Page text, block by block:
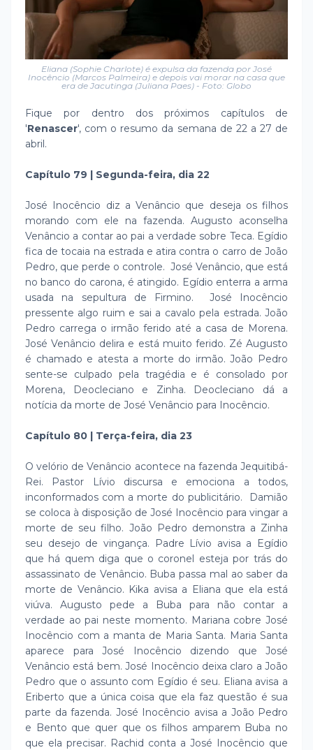
Eliana (Sophie Charlote) é expulsa da fazenda por José
Inocêncio (Marcos Palmeira) e depois vai morar na casa que
era de Jacutinga (Juliana Paes) - Foto: Globo
Fique por dentro dos próximos capítulos de
'Renascer', com o resumo da semana de 22 a 27 de
abril.
Capítulo 79 | Segunda-feira, dia 22
José Inocêncio diz a Venâncio que deseja os filhos
morando com ele na fazenda. Augusto aconselha
Venâncio a contar ao pai a verdade sobre Teca. Egídio
fica de tocaia na estrada e atira contra o carro de João
Pedro, que perde o controle. José Venâncio, que está
no banco do carona, é atingido. Egídio enterra a arma
usada na sepultura de Firmino. José Inocêncio
pressente algo ruim e sai a cavalo pela estrada. João
Pedro carrega o irmão ferido até a casa de Morena.
José Venâncio delira e está muito ferido. Zé Augusto
é chamado e atesta a morte do irmão. João Pedro
sente-se culpado pela tragédia e é consolado por
Morena, Deocleciano e Zinha. Deocleciano dá a
notícia da morte de José Venâncio para Inocêncio.
Capítulo 80 | Terça-feira, dia 23
O velório de Venâncio acontece na fazenda Jequitibá-
Rei. Pastor Lívio discursa e emociona a todos,
inconformados com a morte do publicitário. Damião
se coloca à disposição de José Inocêncio para vingar a
morte de seu filho. João Pedro demonstra a Zinha
seu desejo de vingança. Padre Lívio avisa a Egídio
que há quem diga que o coronel esteja por trás do
assassinato de Venâncio. Buba passa mal ao saber da
morte de Venâncio. Kika avisa a Eliana que ela está
viúva. Augusto pede a Buba para não contar a
verdade ao pai neste momento. Mariana cobre José
Inocêncio com a manta de Maria Santa. Maria Santa
aparece para José Inocêncio dizendo que José
Venâncio está bem. José Inocêncio deixa claro a João
Pedro que o assunto com Egídio é seu. Eliana avisa a
Eriberto que a única coisa que ela faz questão é sua
parte da fazenda. José Inocêncio avisa a João Pedro
e Bento que quer que os filhos amparem Buba no
que ela precisar. Rachid conta a José Inocêncio que